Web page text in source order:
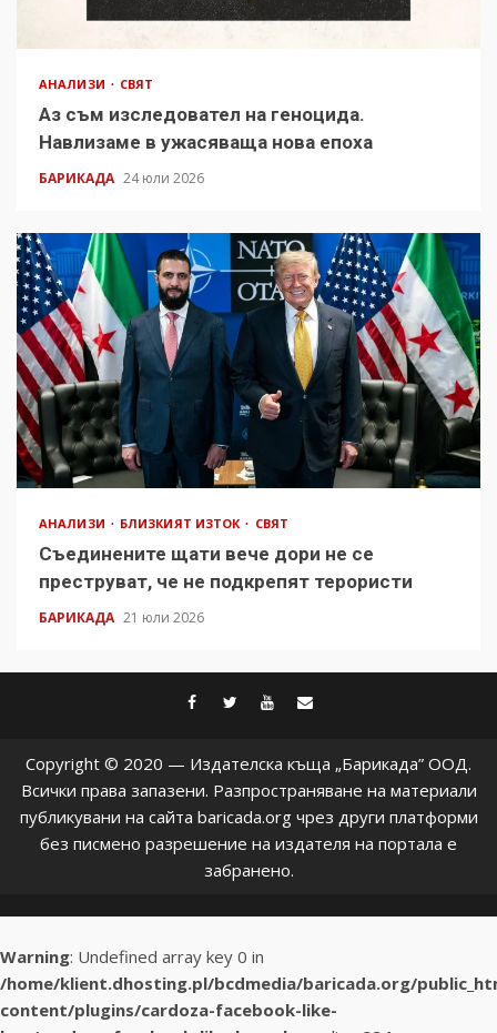
АНАЛИЗИ СВЯТ
Аз съм изследовател на геноцида.
Навлизаме в ужасяваща нова епоха
БАРИКАДА 24 юли 2026
АНАЛИЗИ БЛИЗКИЯТ ИЗТОК СВЯТ
Съединените щати вече дори не се
преструват, че не подкрепят терористи
БАРИКАДА 21 юли 2026
facebook
twitter
youtube
Copyright © 2020 — Издателска къща „Барикада” ООД.
Всички права запазени. Разпространяване на материали
публикувани на сайта baricada.org чрез други платформи
без писмено разрешение на издателя на портала е
забранено.
Warning: Undefined array key 0 in
/home/klient.dhosting.pl/bcdmedia/baricada.org/
content/plugins/cardoza-facebook-like-